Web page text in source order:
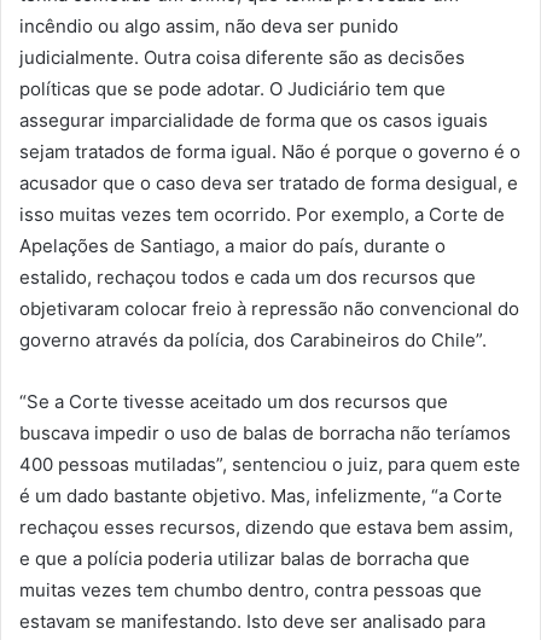
incêndio ou algo assim, não deva ser punido
judicialmente. Outra coisa diferente são as decisões
políticas que se pode adotar. O Judiciário tem que
assegurar imparcialidade de forma que os casos iguais
sejam tratados de forma igual. Não é porque o governo é o
acusador que o caso deva ser tratado de forma desigual, e
isso muitas vezes tem ocorrido. Por exemplo, a Corte de
Apelações de Santiago, a maior do país, durante o
estalido, rechaçou todos e cada um dos recursos que
objetivaram colocar freio à repressão não convencional do
governo através da polícia, dos Carabineiros do Chile”.
“Se a Corte tivesse aceitado um dos recursos que
buscava impedir o uso de balas de borracha não teríamos
400 pessoas mutiladas”, sentenciou o juiz, para quem este
é um dado bastante objetivo. Mas, infelizmente, “a Corte
rechaçou esses recursos, dizendo que estava bem assim,
e que a polícia poderia utilizar balas de borracha que
muitas vezes tem chumbo dentro, contra pessoas que
estavam se manifestando. Isto deve ser analisado para